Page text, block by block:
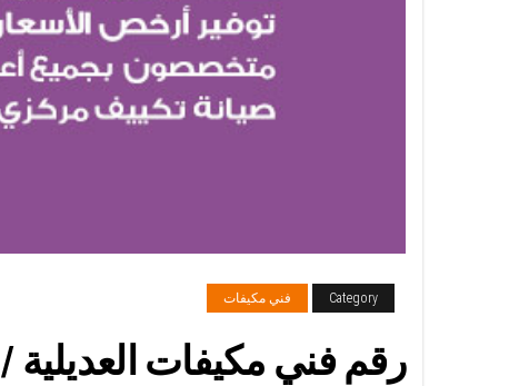
Category فني مكيفات
رقم فني مكيفات العديلية / 98025055 / فني تكييف هندي أو باكستاني 24 ساعة